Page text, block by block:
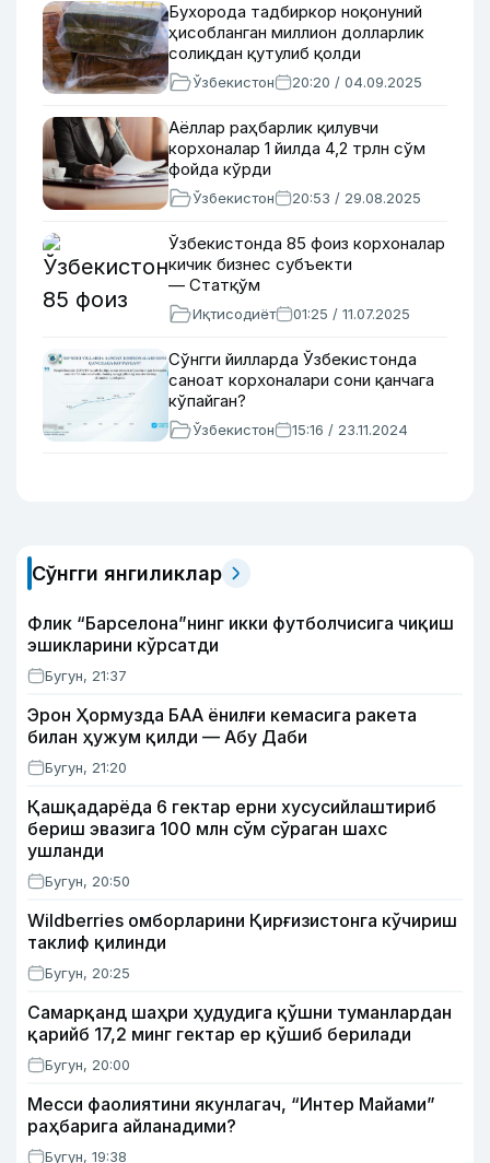
Бухорода тадбиркор ноқонуний
ҳисобланган миллион долларлик
солиқдан қутулиб қолди
Ўзбекистон 20:20 / 04.09.2025
Аёллар раҳбарлик қилувчи
корхоналар 1 йилда 4,2 трлн сўм
фойда кўрди
Ўзбекистон 20:53 / 29.08.2025
Ўзбекистонда 85 фоиз корхоналар
кичик бизнес субъекти
— Статқўм
Иқтисодиёт 01:25 / 11.07.2025
Сўнгги йилларда Ўзбекистонда
саноат корхоналари сони қанчага
кўпайган?
Ўзбекистон 15:16 / 23.11.2024
Сўнгги янгиликлар
Флик “Барселона”нинг икки футболчисига чиқиш
эшикларини кўрсатди
Бугун, 21:37
Эрон Ҳормузда БАА ёнилғи кемасига ракета
билан ҳужум қилди — Абу Даби
Бугун, 21:20
Қашқадарёда 6 гектар ерни хусусийлаштириб
бериш эвазига 100 млн сўм сўраган шахс
ушланди
Бугун, 20:50
Wildberries омборларини Қирғизистонга кўчириш
таклиф қилинди
Бугун, 20:25
Самарқанд шаҳри ҳудудига қўшни туманлардан
қарийб 17,2 минг гектар ер қўшиб берилади
Бугун, 20:00
Месси фаолиятини якунлагач, “Интер Майами”
раҳбарига айланадими?
Бугун, 19:38